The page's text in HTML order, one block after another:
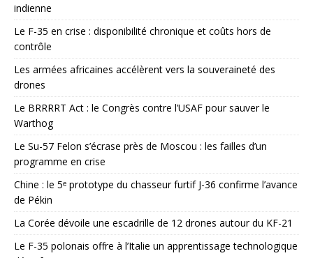
indienne
Le F-35 en crise : disponibilité chronique et coûts hors de
contrôle
Les armées africaines accélèrent vers la souveraineté des
drones
Le BRRRRT Act : le Congrès contre l’USAF pour sauver le
Warthog
Le Su-57 Felon s’écrase près de Moscou : les failles d’un
programme en crise
Chine : le 5ᵉ prototype du chasseur furtif J-36 confirme l’avance
de Pékin
La Corée dévoile une escadrille de 12 drones autour du KF-21
Le F-35 polonais offre à l’Italie un apprentissage technologique